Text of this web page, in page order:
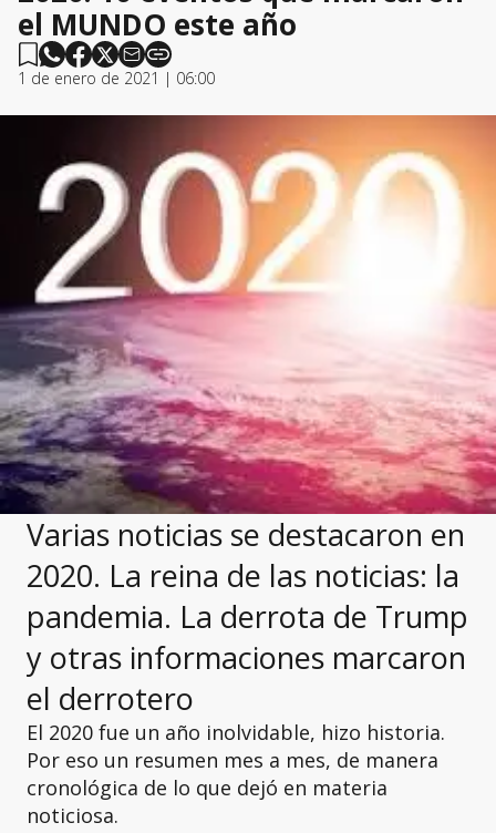
el MUNDO este año
1 de enero de 2021 | 06:00
Varias noticias se destacaron en
2020. La reina de las noticias: la
pandemia. La derrota de Trump
y otras informaciones marcaron
el derrotero
El 2020 fue un año inolvidable, hizo historia.
Por eso un resumen mes a mes, de manera
cronológica de lo que dejó en materia
noticiosa.